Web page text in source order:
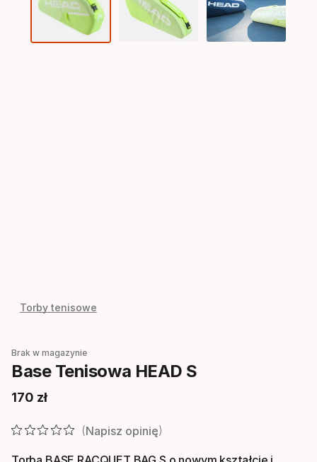
Torby tenisowe
Brak w magazynie
Base Tenisowa HEAD S
170 zł
Cena końcowa
Napisz opinię